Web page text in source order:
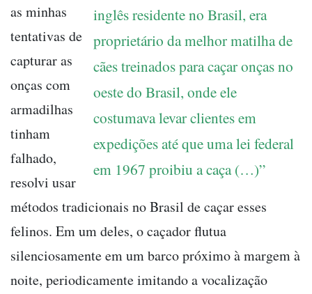
inglês residente no Brasil, era
proprietário da melhor matilha de
cães treinados para caçar onças no
oeste do Brasil, onde ele
costumava levar clientes em
expedições até que uma lei federal
em 1967 proibiu a caça (…)”
as minhas
tentativas de
capturar as
onças com
armadilhas
tinham
falhado,
resolvi usar
métodos tradicionais no Brasil de caçar esses
felinos. Em um deles, o caçador flutua
silenciosamente em um barco próximo à margem à
noite, periodicamente imitando a vocalização